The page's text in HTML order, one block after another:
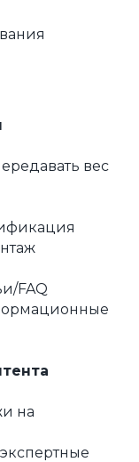
вес
FAQ
на